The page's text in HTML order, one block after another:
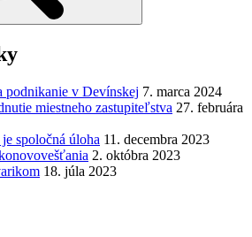
podnikanie v Devínskej 7. marca 2024
miestneho zastupiteľstva 27. februára
spoločná úloha 11. decembra 2023
2. októbra 2023
18. júla 2023